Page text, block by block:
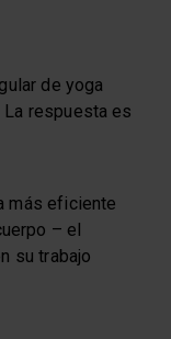
de yoga
respuesta es
más eficiente
– el
su trabajo